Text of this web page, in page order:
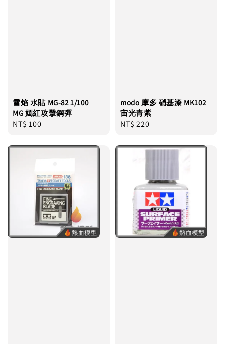
雪焰 水貼 MG-82 1/100
MG 嫣紅攻擊鋼彈
Regular
NT$ 100
modo 摩多 硝基漆 MK102
宙光青紫
Regular
NT$ 220